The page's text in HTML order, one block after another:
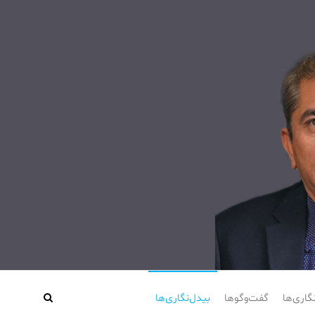
گفت‌وگوها بیدل‌نگاری‌ها